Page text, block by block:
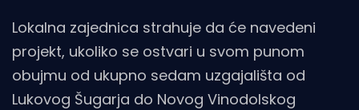
Lokalna zajednica strahuje da će navedeni
projekt, ukoliko se ostvari u svom punom
obujmu od ukupno sedam uzgajališta od
Lukovog Šugarja do Novog Vinodolskog